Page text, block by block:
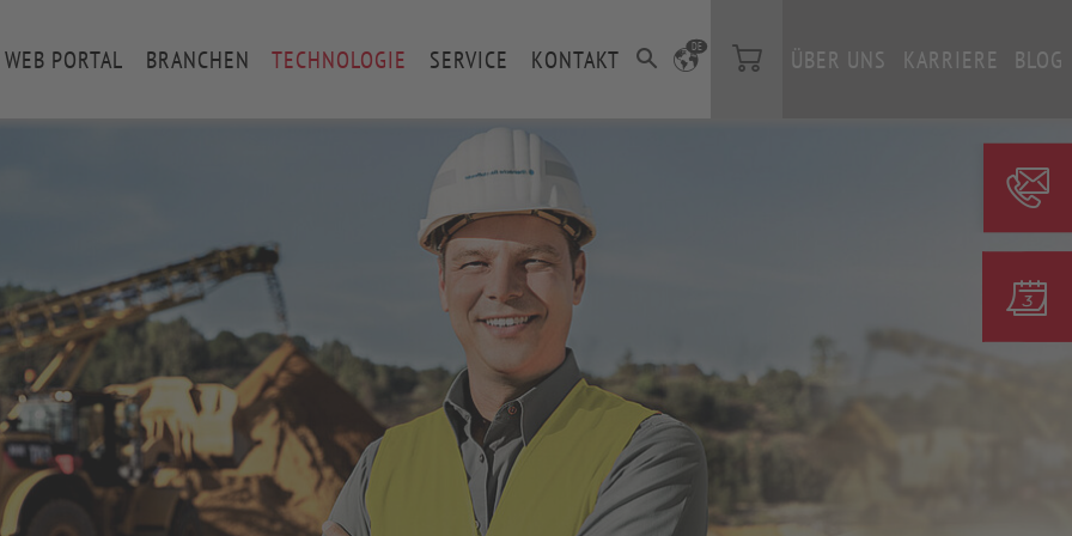
WEB PORTAL BRANCHEN TECHNOLOGIE SERVICE KONTAKT DE ÜBER UNS KARRIERE BLOG